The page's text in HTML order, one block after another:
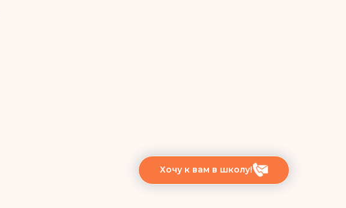
Хочу к вам в школу!